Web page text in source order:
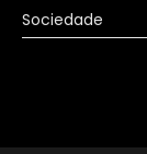
Sociedade